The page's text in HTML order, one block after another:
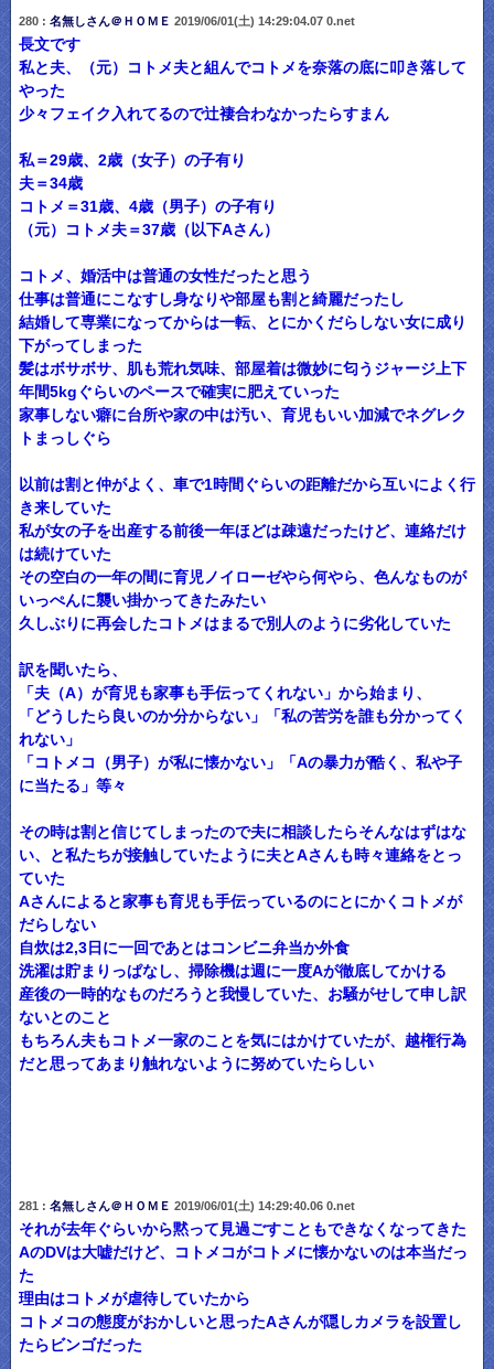
280 : 名無しさん＠ＨＯＭＥ 2019/06/01(土) 14:29:04.07 0.net
長文です
私と夫、（元）コトメ夫と組んでコトメを奈落の底に叩き落して
やった
少々フェイク入れてるので辻褄合わなかったらすまん
私＝29歳、2歳（女子）の子有り
夫＝34歳
コトメ＝31歳、4歳（男子）の子有り
（元）コトメ夫＝37歳（以下Aさん）
コトメ、婚活中は普通の女性だったと思う
仕事は普通にこなすし身なりや部屋も割と綺麗だったし
結婚して専業になってからは一転、とにかくだらしない女に成り
下がってしまった
髪はボサボサ、肌も荒れ気味、部屋着は微妙に匂うジャージ上下
年間5kgぐらいのペースで確実に肥えていった
家事しない癖に台所や家の中は汚い、育児もいい加減でネグレク
トまっしぐら
以前は割と仲がよく、車で1時間ぐらいの距離だから互いによく行
き来していた
私が女の子を出産する前後一年ほどは疎遠だったけど、連絡だけ
は続けていた
その空白の一年の間に育児ノイローゼやら何やら、色んなものが
いっぺんに襲い掛かってきたみたい
久しぶりに再会したコトメはまるで別人のように劣化していた
訳を聞いたら、
「夫（A）が育児も家事も手伝ってくれない」から始まり、
「どうしたら良いのか分からない」「私の苦労を誰も分かってく
れない」
「コトメコ（男子）が私に懐かない」「Aの暴力が酷く、私や子
に当たる」等々
その時は割と信じてしまったので夫に相談したらそんなはずはな
い、と私たちが接触していたように夫とAさんも時々連絡をとっ
ていた
Aさんによると家事も育児も手伝っているのにとにかくコトメが
だらしない
自炊は2,3日に一回であとはコンビニ弁当か外食
洗濯は貯まりっぱなし、掃除機は週に一度Aが徹底してかける
産後の一時的なものだろうと我慢していた、お騒がせして申し訳
ないとのこと
もちろん夫もコトメ一家のことを気にはかけていたが、越権行為
だと思ってあまり触れないように努めていたらしい
281 : 名無しさん＠ＨＯＭＥ 2019/06/01(土) 14:29:40.06 0.net
それが去年ぐらいから黙って見過ごすこともできなくなってきた
AのDVは大嘘だけど、コトメコがコトメに懐かないのは本当だっ
た
理由はコトメが虐待していたから
コトメコの態度がおかしいと思ったAさんが隠しカメラを設置し
たらビンゴだった